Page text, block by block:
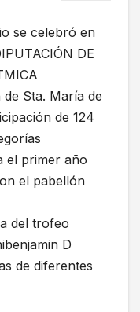
se celebró en
DE
Sta. María de
de 124
el primer año
el pabellón
del trofeo
D
de diferentes